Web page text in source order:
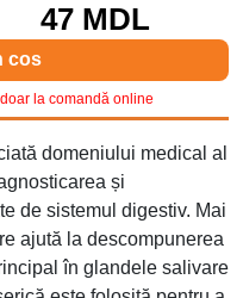
47 MDL
cos
la comandă online
domeniului medical al
și
de sistemul digestiv. Mai
ajută la descompunerea
în glandele salivare